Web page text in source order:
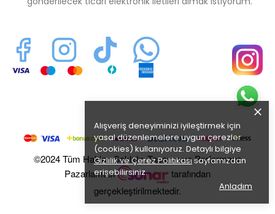
Alışveriş deneyiminizi iyileştirmek için
yasal düzenlemelere uygun çerezler
(cookies) kullanıyoruz. Detaylı bilgiye
Gizlilik ve Çerez Politikasısayfamızdan
erişebilirsiniz.
Anladım
©2024 Tüm Hakları Saklıdır. Tasarım ve Performans
Pazarlaması
tarafından
gerçekleştirilmektedir.